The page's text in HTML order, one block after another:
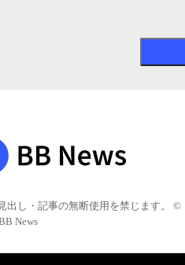
出し・記事の無断使用を禁じます。 ©
News